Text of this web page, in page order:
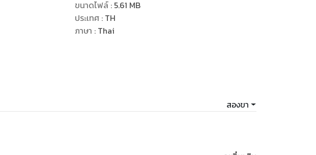
ขนาดไฟล์: 5.61 MB
ประเทศ : TH
ภาษา : Thai
สองขา